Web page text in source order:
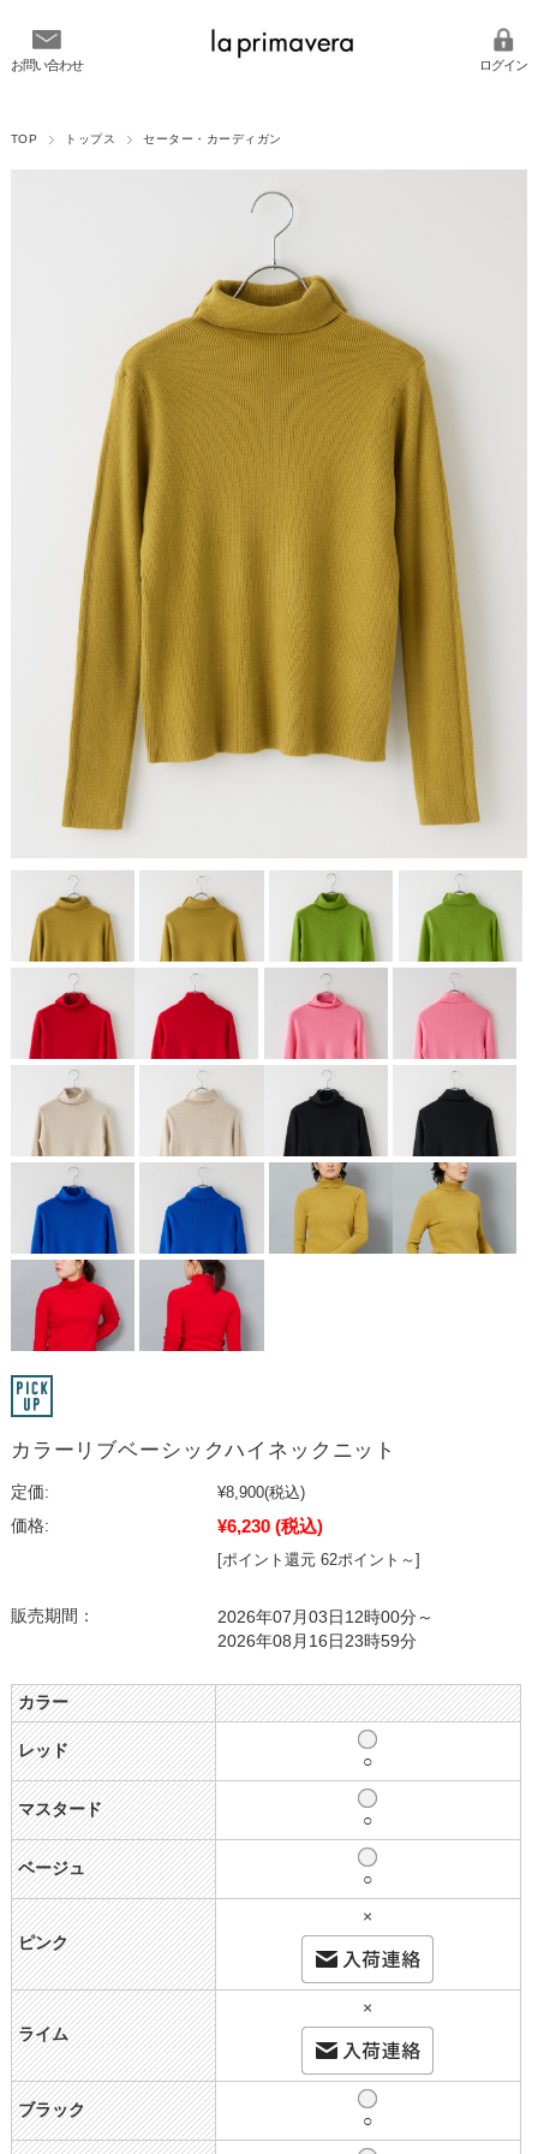
お問い合わせ ログイン
TOP トップス セーター・カーディガン
カラーリブベーシックハイネックニット
定価: ¥8,900(税込)
価格:
¥6,230 (税込)
[ポイント還元 62ポイント～]
販売期間：
2026年07月03日12時00分～
2026年08月16日23時59分
カラー
レッド
○
マスタード
○
ベージュ
○
ピンク
×
ライム
×
ブラック
○